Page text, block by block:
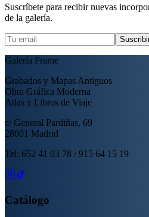
Suscríbete para recibir nuevas
de la galería.
Galería Frame
Grabados y Mapas Antiguos
Obra Gráfica Moderna
Atlas y Libros de Viaje
c/ General Pardiñas, 69
28001 Madrid
Tel: 652 41 03 78 / 915 64 15 19
Catálogo